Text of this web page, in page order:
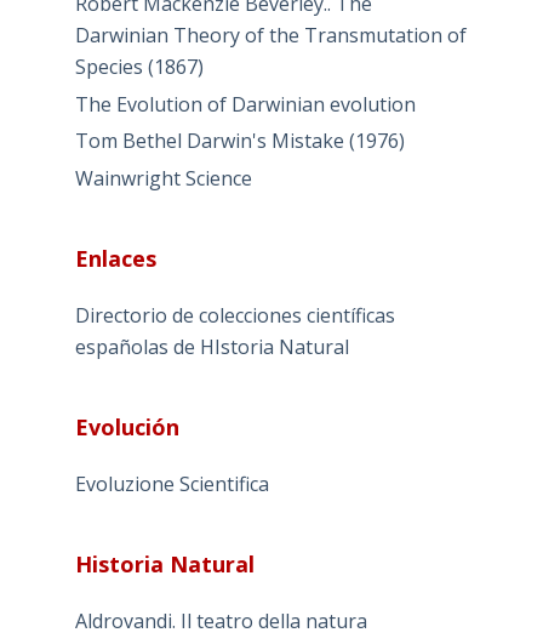
Darwinian Theory of the Transmutation of
Species (1867)
The Evolution of Darwinian evolution
Tom Bethel Darwin's Mistake (1976)
Wainwright Science
Enlaces
Directorio de colecciones científicas
españolas de HIstoria Natural
Evolución
Evoluzione Scientifica
Historia Natural
Aldrovandi. Il teatro della natura